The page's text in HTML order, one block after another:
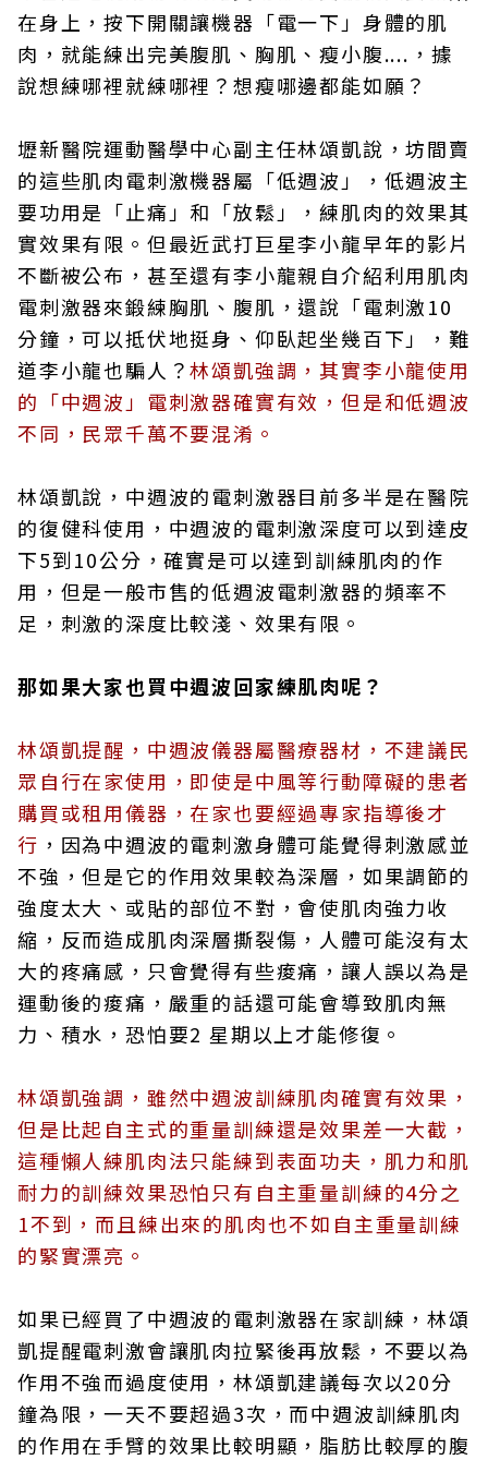
在身上，按下開關讓機器「電一下」身體的肌
肉，就能練出完美腹肌、胸肌、瘦小腹....，據
說想練哪裡就練哪裡？想瘦哪邊都能如願？
壢新醫院運動醫學中心副主任林頌凱說，坊間賣
的這些肌肉電刺激機器屬「低週波」，低週波主
要功用是「止痛」和「放鬆」，練肌肉的效果其
實效果有限。但最近武打巨星李小龍早年的影片
不斷被公布，甚至還有李小龍親自介紹利用肌肉
電刺激器來鍛練胸肌、腹肌，還說「電刺激10
分鐘，可以抵伏地挺身、仰臥起坐幾百下」，難
道李小龍也騙人？林頌凱強調，其實李小龍使用
的「中週波」電刺激器確實有效，但是和低週波
不同，民眾千萬不要混淆。
林頌凱說，中週波的電刺激器目前多半是在醫院
的復健科使用，中週波的電刺激深度可以到達皮
下5到10公分，確實是可以達到訓練肌肉的作
用，但是一般市售的低週波電刺激器的頻率不
足，刺激的深度比較淺、效果有限。
那如果大家也買中週波回家練肌肉呢？
林頌凱提醒，中週波儀器屬醫療器材，不建議民
眾自行在家使用，即使是中風等行動障礙的患者
購買或租用儀器，在家也要經過專家指導後才
行 ，因為中週波的電刺激身體可能覺得刺激感並
不強，但是它的作用效果較為深層，如果調節的
強度太大、或貼的部位不對，會使肌肉強力收
縮，反而造成肌肉深層撕裂傷，人體可能沒有太
大的疼痛感，只會覺得有些痠痛，讓人誤以為是
運動後的痠痛，嚴重的話還可能會導致肌肉無
力、積水，恐怕要2 星期以上才能修復。
林頌凱強調，雖然中週波訓練肌肉確實有效果，
但是比起自主式的重量訓練還是效果差一大截，
這種懶人練肌肉法只能練到表面功夫，肌力和肌
耐力的訓練效果恐怕只有自主重量訓練的4分之
1不到，而且練出來的肌肉也不如自主重量訓練
的緊實漂亮。
如果已經買了中週波的電刺激器在家訓練，林頌
凱提醒電刺激會讓肌肉拉緊後再放鬆，不要以為
作用不強而過度使用，林頌凱建議每次以20分
鐘為限，一天不要超過3次，而中週波訓練肌肉
的作用在手臂的效果比較明顯，脂肪比較厚的腹